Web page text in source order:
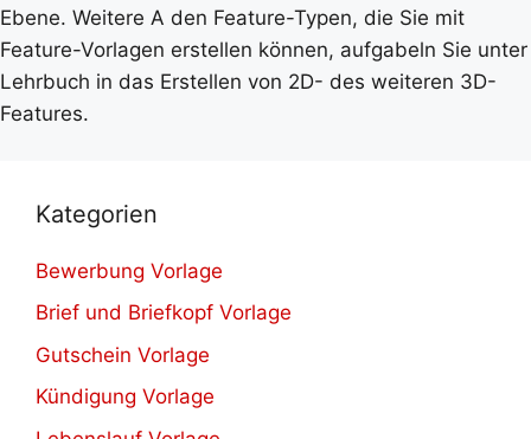
Ebene. Weitere A den Feature-Typen, die Sie mit
Feature-Vorlagen erstellen können, aufgabeln Sie unter
Lehrbuch in das Erstellen von 2D- des weiteren 3D-
Features.
Kategorien
Bewerbung Vorlage
Brief und Briefkopf Vorlage
Gutschein Vorlage
Kündigung Vorlage